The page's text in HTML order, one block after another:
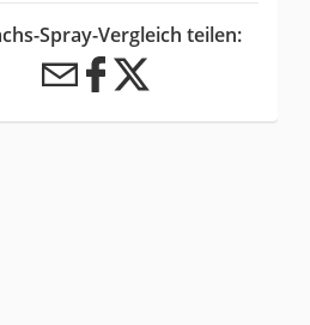
Spray-Vergleich teilen: